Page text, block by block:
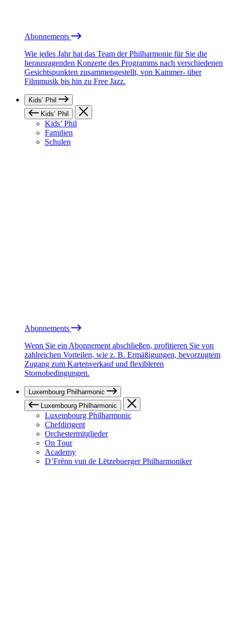
Abonnements
Wie jedes Jahr hat das Team der Philharmonie für Sie die
herausragenden Konzerte des Programms nach verschiedenen
Gesichtspunkten zusammengestellt, von Kammer- über
Filmmusik bis hin zu Free Jazz.
Kids’ Phil
Kids’ Phil
Kids’ Phil
Familien
Schulen
Abonnements
Wenn Sie ein Abonnement abschließen, profitieren Sie von
zahlreichen Vorteilen, wie z. B. Ermäßigungen, bevorzugtem
Zugang zum Kartenverkauf und flexibleren
Stornobedingungen.
Luxembourg Philharmonic
Luxembourg Philharmonic
Luxembourg Philharmonic
Chefdirigent
Orchestermitglieder
On Tour
Academy
D’Frënn vun de Lëtzebuerger Philharmoniker